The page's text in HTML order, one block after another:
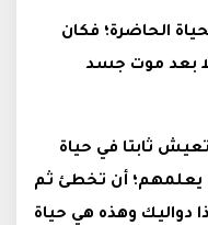
الحاضرة؛ فكان
بعد موت جسد
ثابتا في حياة
يعلمهم؛ أن تخطئ ثم
دواليك وهذه هي حياة